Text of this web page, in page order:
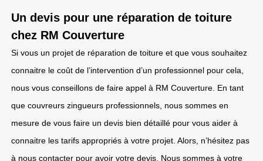
Un devis pour une réparation de toiture
chez RM Couverture
Si vous un projet de réparation de toiture et que vous souhaitez
connaitre le coût de l’intervention d’un professionnel pour cela,
nous vous conseillons de faire appel à RM Couverture. En tant
que couvreurs zingueurs professionnels, nous sommes en
mesure de vous faire un devis bien détaillé pour vous aider à
connaitre les tarifs appropriés à votre projet. Alors, n’hésitez pas
à nous contacter pour avoir votre devis. Nous sommes à votre